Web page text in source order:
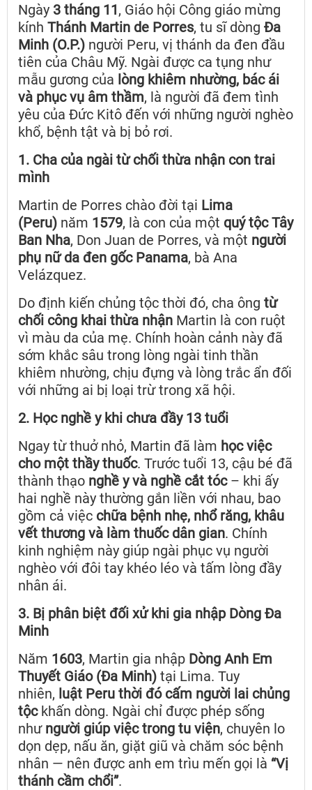
Ngày 3 tháng 11, Giáo hội Công giáo mừng
kính Thánh Martin de Porres, tu sĩ dòng Đa
Minh (O.P.) người Peru, vị thánh da đen đầu
tiên của Châu Mỹ. Ngài được ca tụng như
mẫu gương của lòng khiêm nhường, bác ái
và phục vụ âm thầm, là người đã đem tình
yêu của Đức Kitô đến với những người nghèo
khổ, bệnh tật và bị bỏ rơi.
1. Cha của ngài từ chối thừa nhận con trai
mình
Martin de Porres chào đời tại Lima
(Peru) năm 1579, là con của một quý tộc Tây
Ban Nha, Don Juan de Porres, và một người
phụ nữ da đen gốc Panama, bà Ana
Velázquez.
Do định kiến chủng tộc thời đó, cha ông từ
chối công khai thừa nhận Martin là con ruột
vì màu da của mẹ. Chính hoàn cảnh này đã
sớm khắc sâu trong lòng ngài tinh thần
khiêm nhường, chịu đựng và lòng trắc ẩn đối
với những ai bị loại trừ trong xã hội.
2. Học nghề y khi chưa đầy 13 tuổi
Ngay từ thuở nhỏ, Martin đã làm học việc
cho một thầy thuốc. Trước tuổi 13, cậu bé đã
thành thạo nghề y và nghề cắt tóc– khi ấy
hai nghề này thường gắn liền với nhau, bao
gồm cả việc chữa bệnh nhẹ, nhổ răng, khâu
vết thương và làm thuốc dân gian. Chính
kinh nghiệm này giúp ngài phục vụ người
nghèo với đôi tay khéo léo và tấm lòng đầy
nhân ái.
3. Bị phân biệt đối xử khi gia nhập Dòng Đa
Minh
Năm 1603, Martin gia nhập Dòng Anh Em
Thuyết Giáo (Đa Minh) tại Lima. Tuy
nhiên, luật Peru thời đó cấm người lai chủng
tộckhấn dòng. Ngài chỉ được phép sống
như người giúp việc trong tu viện, chuyên lo
dọn dẹp, nấu ăn, giặt giũ và chăm sóc bệnh
nhân — nên được anh em trìu mến gọi là “Vị
thánh cầm chổi”.